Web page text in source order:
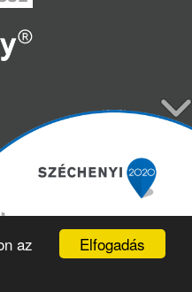
Elfogadás
az
biztosítását.